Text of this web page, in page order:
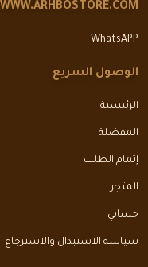
WWW.ARHBOSTORE.COM
WhatsAPP
الوصول السريع
الرئيسية
المفضلة
إتمام الطلب
المتجر
حسابي
سياسة الاستبدال والاسترجاع